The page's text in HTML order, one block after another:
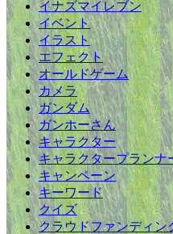
イナズマイレブン
イベント
イラスト
エフェクト
オールドゲーム
カメラ
ガンダム
ガンホーさん
キャラクター
キャラクタープランナ
キャンペーン
キーワード
クイズ
クラウドファンディン